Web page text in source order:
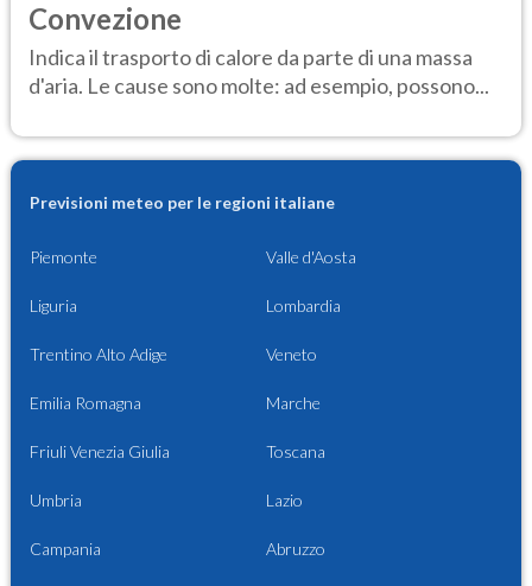
Convezione
Indica il trasporto di calore da parte di una massa
d'aria. Le cause sono molte: ad esempio, possono...
Previsioni meteo per le regioni italiane
Piemonte Valle d'Aosta
Liguria Lombardia
Trentino Alto Adige Veneto
Emilia Romagna Marche
Friuli Venezia Giulia Toscana
Umbria Lazio
Campania Abruzzo